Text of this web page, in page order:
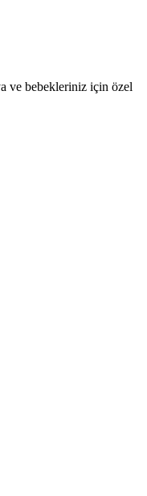
ve bebekleriniz için özel